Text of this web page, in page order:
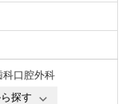
科口腔外科
探す